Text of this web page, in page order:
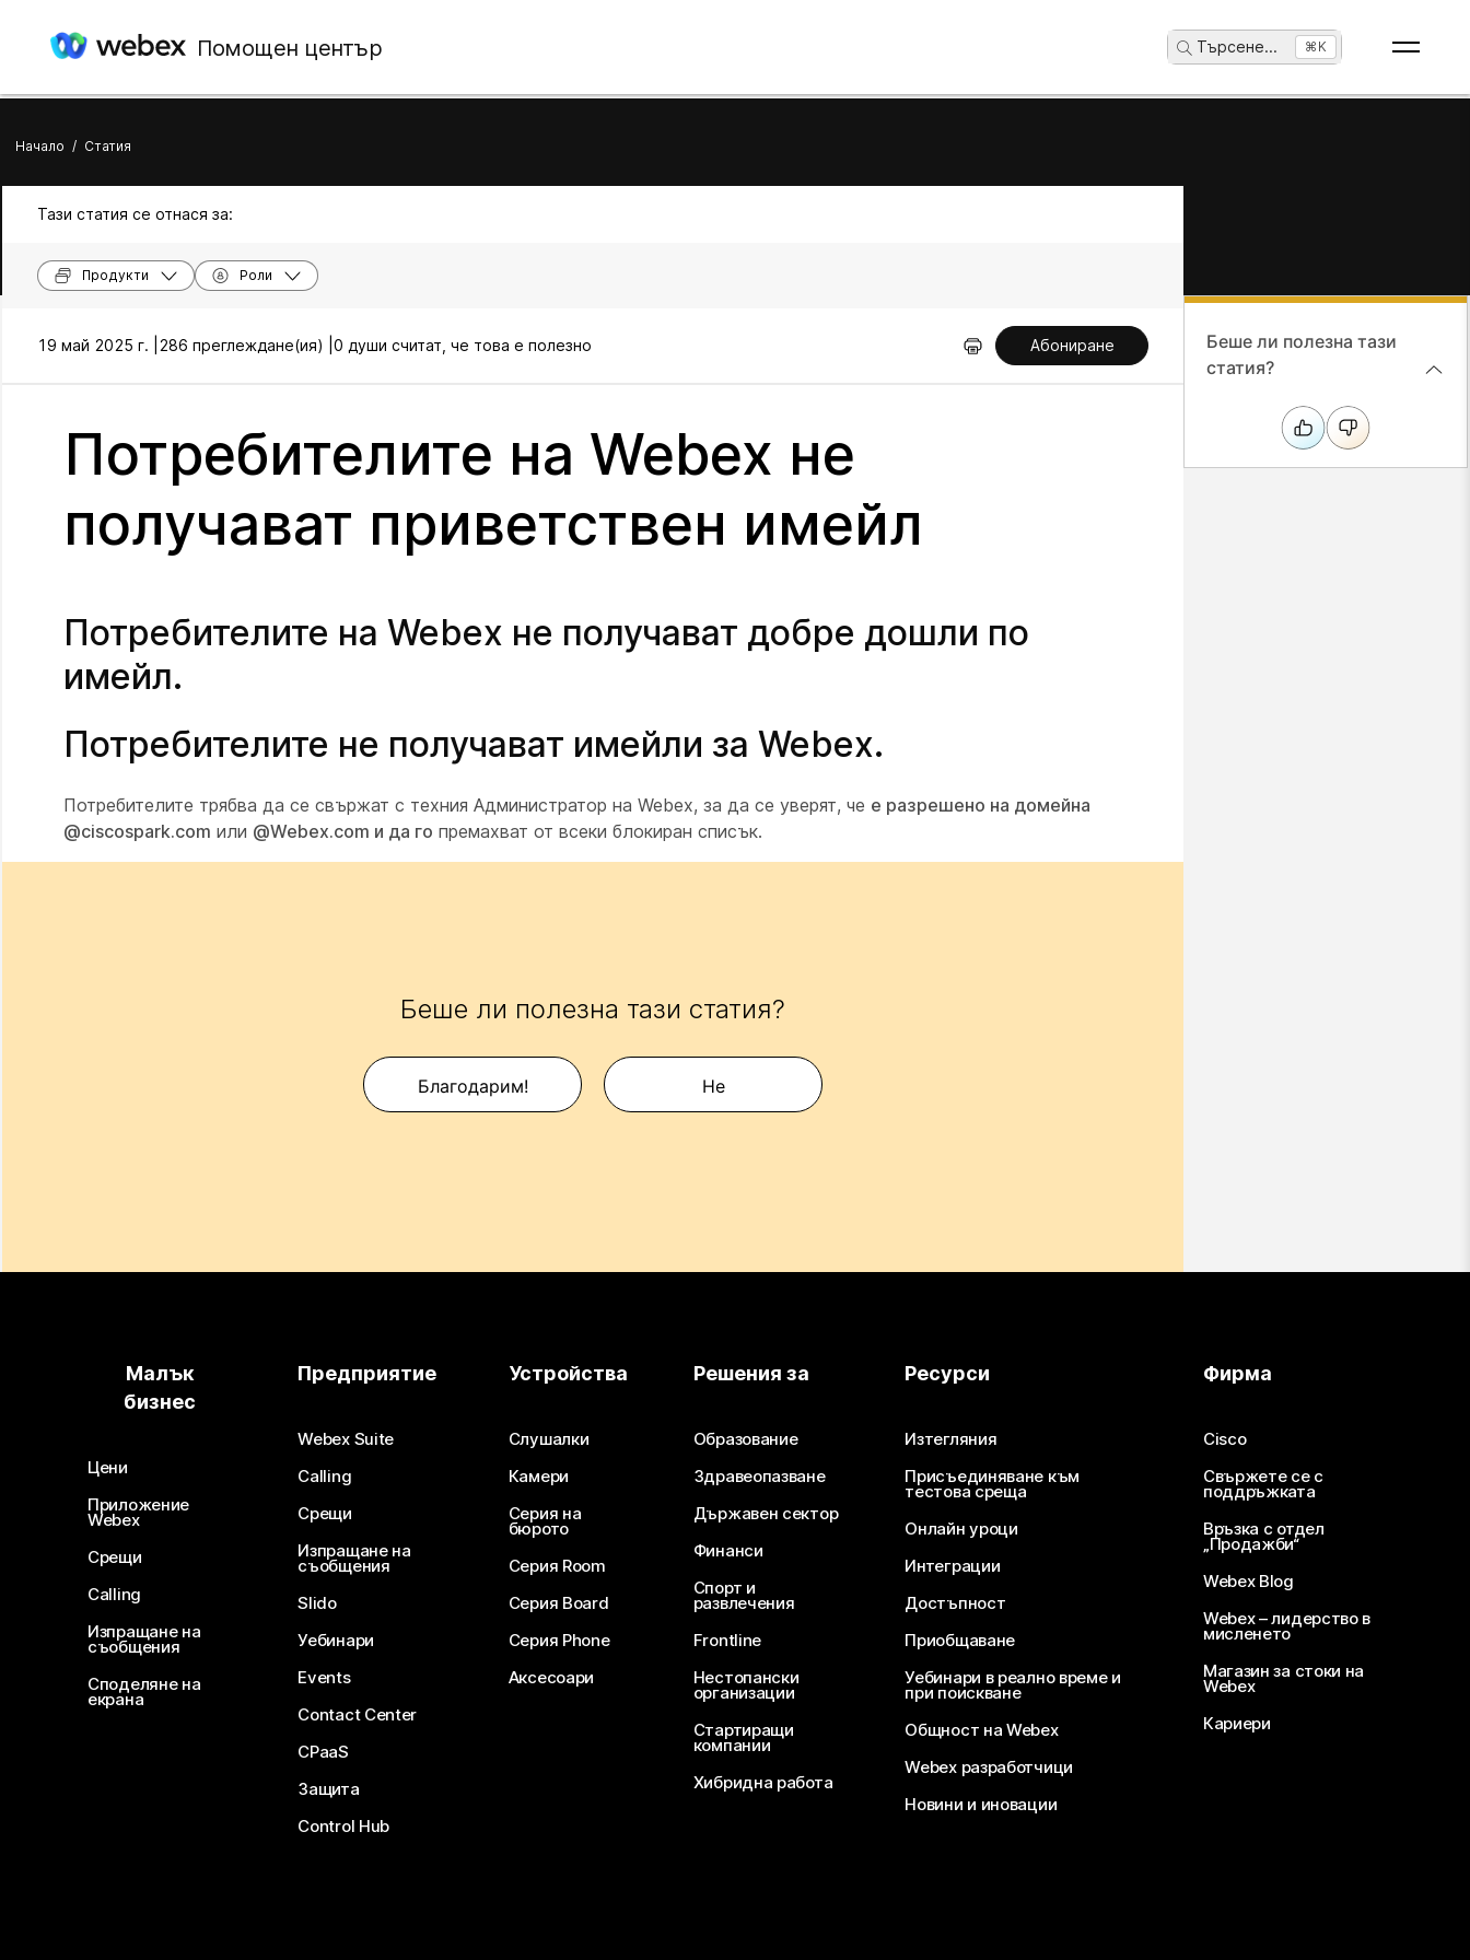
Помощен център Търсене... ⌘K
Начало / Статия
Тази статия се отнася за:
Продукти Роли
19 май 2025 г. | 286 преглеждане(ия) | 0 души считат, че това е полезно Абониране
Потребителите на Webex не
получават приветствен имейл
Потребителите на Webex не получават добре дошли по
имейл.
Потребителите не получават имейли за Webex.
Потребителите трябва да се свържат с техния Администратор на Webex, за да се уверят, че е разрешено на домейна
@ciscospark.com или @Webex.com и да го премахват от всеки блокиран списък.
Беше ли полезна тази статия?
Благодарим! Не
Беше ли полезна тази
статия?
Малък
бизнес
Цени
Приложение
Webex
Срещи
Calling
Изпращане на
съобщения
Споделяне на
екрана
Предприятие
Webex Suite
Calling
Срещи
Изпращане на
съобщения
Slido
Уебинари
Events
Contact Center
CPaaS
Защита
Control Hub
Устройства
Слушалки
Камери
Серия на
бюрото
Серия Room
Серия Board
Серия Phone
Аксесоари
Решения за
Образование
Здравеопазване
Държавен сектор
Финанси
Спорт и
развлечения
Frontline
Нестопански
организации
Стартиращи
компании
Хибридна работа
Ресурси
Изтегляния
Присъединяване към
тестова среща
Онлайн уроци
Интеграции
Достъпност
Приобщаване
Уебинари в реално време и
при поискване
Общност на Webex
Webex разработчици
Новини и иновации
Фирма
Cisco
Свържете се с
поддръжката
Връзка с отдел
„Продажби“
Webex Blog
Webex – лидерство в
мисленето
Магазин за стоки на
Webex
Кариери